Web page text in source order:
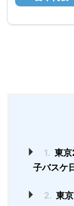
1. 東
子バスケ
2. 東